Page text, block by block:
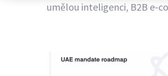
umělou inteligenci, B2B e-